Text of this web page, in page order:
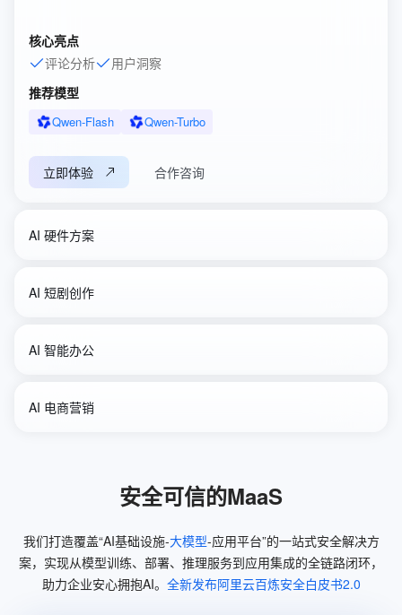
核心亮点
评论分析
用户洞察
推荐模型
Qwen-Flash Qwen-Turbo
立即体验 合作咨询
AI 硬件方案
个性定制
Qwen3-VL-Flash
AI 短剧创作
短剧生成
AI 智能办公
AI 电商营销
Wan2.6-T2V Wan2.6-I2V-Flash
安全可信的MaaS
我们打造覆盖“AI基础设施-大模型-应用平台”的一站式安全解决方
案，实现从模型训练、部署、推理服务到应用集成的全链路闭环，
助力企业安心拥抱AI。 全新发布阿里云百炼安全白皮书2.0